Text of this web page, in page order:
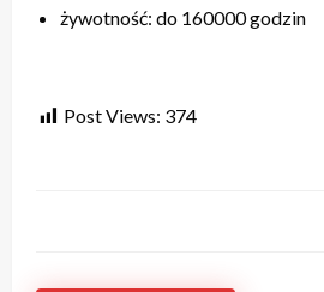
żywotność: do 160000 godzin
Post Views: 374